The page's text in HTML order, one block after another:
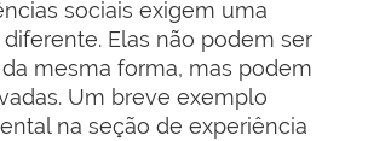
sociais exigem uma
Elas não podem ser
mesma forma, mas podem
Um breve exemplo
na seção de experiência